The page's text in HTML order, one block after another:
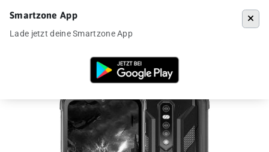
»Hotwav Cyber 7 für 232€
Smartzone App
Lade jetzt deine Smartzone App